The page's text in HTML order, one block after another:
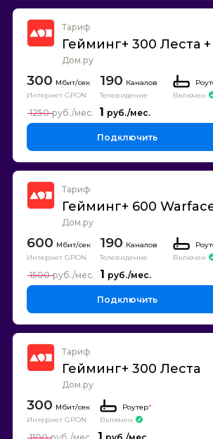
Тариф
Гейминг+ 300 Леста
Дом.ру
300
Интернет GPON
190 Каналов
Телевидение
Включен
1
1250
Подключить
Тариф
Гейминг+ 600
Дом.ру
600
Интернет GPON
190 Каналов
Телевидение
Включен
1
1500
Подключить
Тариф
Гейминг+ 300 Леста
Дом.ру
300
Интернет GPON
Роутер*
Включен